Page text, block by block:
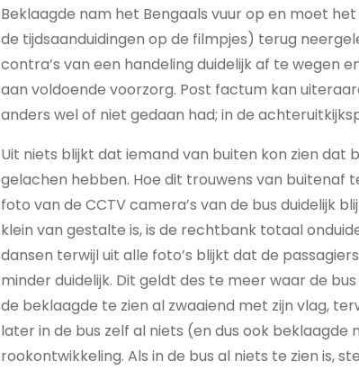
Beklaagde nam het Bengaals vuur op en moet
de tijdsaanduidingen op de filmpjes) terug
contra’s van een handeling duidelijk af te wegen
aan voldoende voorzorg. Post factum kan
anders wel of niet gedaan had; in de
Uit niets blijkt dat iemand van buiten kon zien dat
gelachen hebben. Hoe dit trouwens van buitenaf
foto van de CCTV camera’s van de bus duidelijk
klein van gestalte is, is de rechtbank totaal
dansen terwijl uit alle foto’s blijkt dat de
minder duidelijk. Dit geldt des te meer waar de
de beklaagde te zien al zwaaiend met zijn vlag,
later in de bus zelf al niets (en dus ook beklaagde
rookontwikkeling. Als in de bus al niets te zien is,